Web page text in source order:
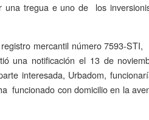
una tregua e uno de los
mercantil número 7593-
una notificación el 13 de
interesada, Urbadom,
funcionado con domicilio en la